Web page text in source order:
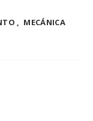
MECÁNICA
NÚMEROS 900 Ó 902